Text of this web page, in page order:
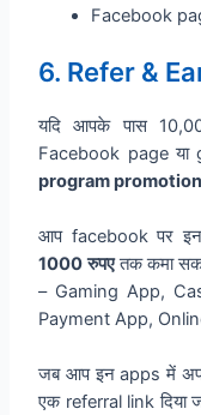
Facebook
6. Refer &
यदि आपके पास
Facebook page या
program promotion
आप facebook पर
1000 रुपएतक कमा
– Gaming App,
Payment App,
जब आप इन apps में
एक referral link दिया